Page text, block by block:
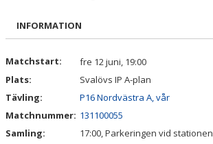
INFORMATION
Matchstart:
fre 12 juni, 19:00
Plats:
Svalövs IP A-plan
Tävling:
P16 Nordvästra A, vår
Matchnummer: 131100055
Samling:
17:00, Parkeringen vid stationen